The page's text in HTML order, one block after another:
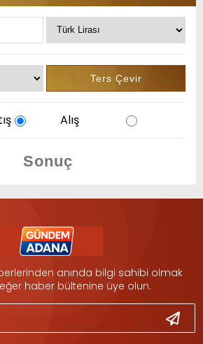
Alış
anında bilgi sahibi olmak
haber bültenine üye olun.